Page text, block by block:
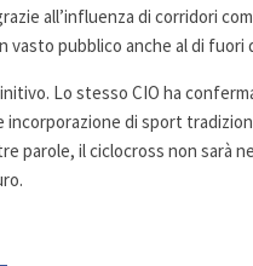
all’influenza di corridori
vasto pubblico anche al di
Lo stesso CIO ha
incorporazione di sport
parole, il ciclocross non sarà